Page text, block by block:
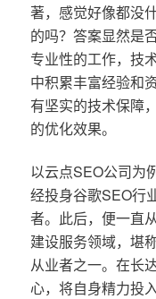
著，感觉好像都没
的吗？答案显然是
专业性的工作，技
中积累丰富经验和
有坚实的技术保障
的优化效果。
以云点SEO公司为
经投身谷歌SEO行
者。此后，便一直
建设服务领域，堪
从业者之一。在长
心，将自身精力投